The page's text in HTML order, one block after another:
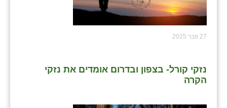
27 פבר 2025
נזקי קורל- בצפון ובדרום אומדים את נזקי
הקרה